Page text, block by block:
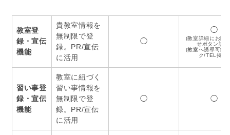
教室登
録・宣伝
機能
貴教室情報を
無制限で登
録。PR/宣伝
に活用
◯
◯
(教室詳細にお問
せボタン設
(教室へ誘導可能
ク/TEL掲載)
習い事登
録・宣伝
機能
教室に紐づく
習い事情報を
無制限で登
録。PR/宣伝
に活用
◯ ◯